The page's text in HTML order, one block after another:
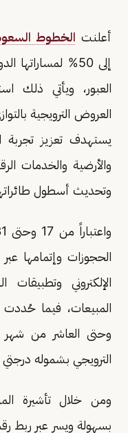
أعلنت الخطوط
إلى 50%
العبور، ويأتي ذلك
العروض الترويجية
يستهدف تعزيز تجربة
والأرضية والخدمات
وتحديث أسطول
الحجوزات وإتمامها عبر
الإلكتروني
المبيعات، فيما
الترويجي بشموله درجتي
ومن خلال تأشيرة
بسهولة ويسر عبر ربط